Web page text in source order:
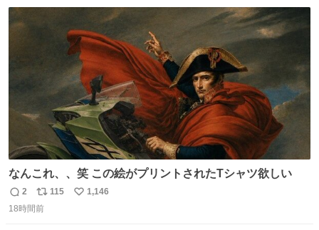
なんこれ、、笑 この絵がプリントされたTシャツ欲しい
返
信
2
リ
ポ
115
い
1,146
18時間前